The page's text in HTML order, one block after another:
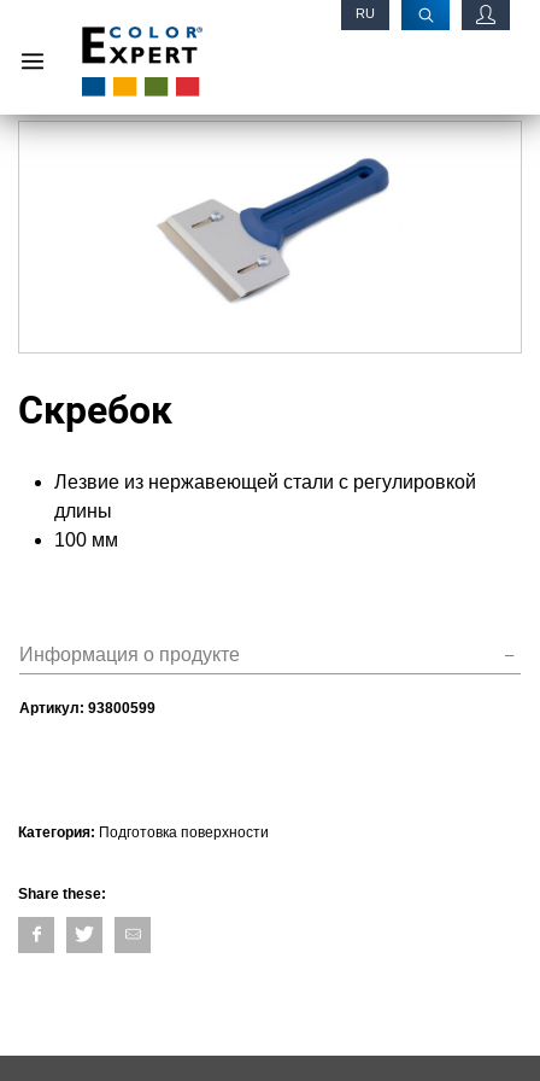
RU
Скребок
Лезвие из нержавеющей стали с регулировкой
длины
100 мм
Информация о продукте
Артикул: 93800599
Категория: Подготовка поверхности
Share these: